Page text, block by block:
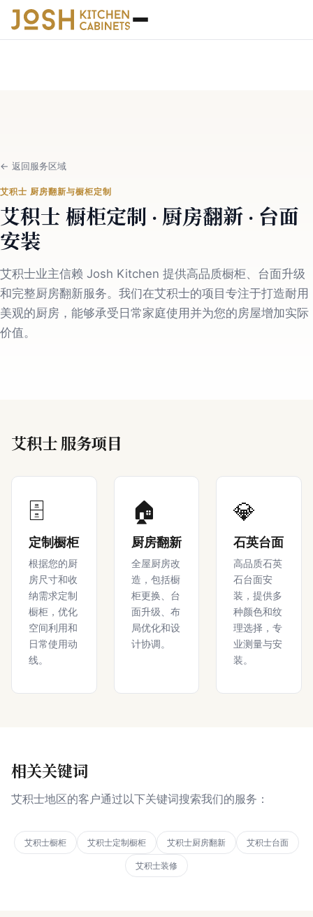
← 返回服务区域
艾积士 厨房翻新与橱柜定制
艾积士 橱柜定制 · 厨房翻新 · 台面
安装
艾积士业主信赖 Josh Kitchen 提供高品质橱柜、台面升级
和完整厨房翻新服务。我们在艾积士的项目专注于打造耐用
美观的厨房，能够承受日常家庭使用并为您的房屋增加实际
价值。
艾积士 服务项目
🗄️
定制橱柜
根据您的厨
房尺寸和收
纳需求定制
橱柜，优化
空间利用和
日常使用动
线。
🏠
厨房翻新
全屋厨房改
造，包括橱
柜更换、台
面升级、布
局优化和设
计协调。
💎
石英台面
高品质石英
石台面安
装，提供多
种颜色和纹
理选择，专
业测量与安
装。
相关关键词
艾积士地区的客户通过以下关键词搜索我们的服务：
艾积士橱柜 艾积士定制橱柜 艾积士厨房翻新 艾积士台面
艾积士装修